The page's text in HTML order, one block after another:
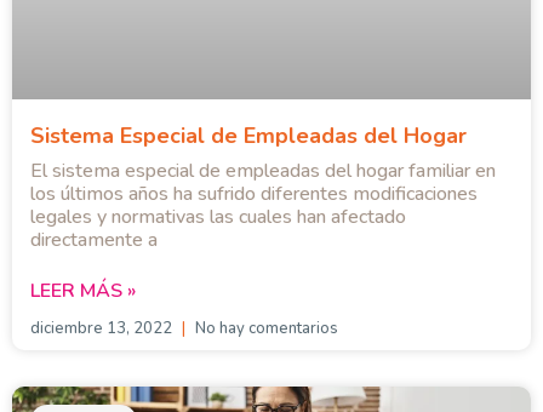
Sistema Especial de Empleadas del Hogar
El sistema especial de empleadas del hogar familiar en
los últimos años ha sufrido diferentes modificaciones
legales y normativas las cuales han afectado
directamente a
LEER MÁS »
diciembre 13, 2022 No hay comentarios